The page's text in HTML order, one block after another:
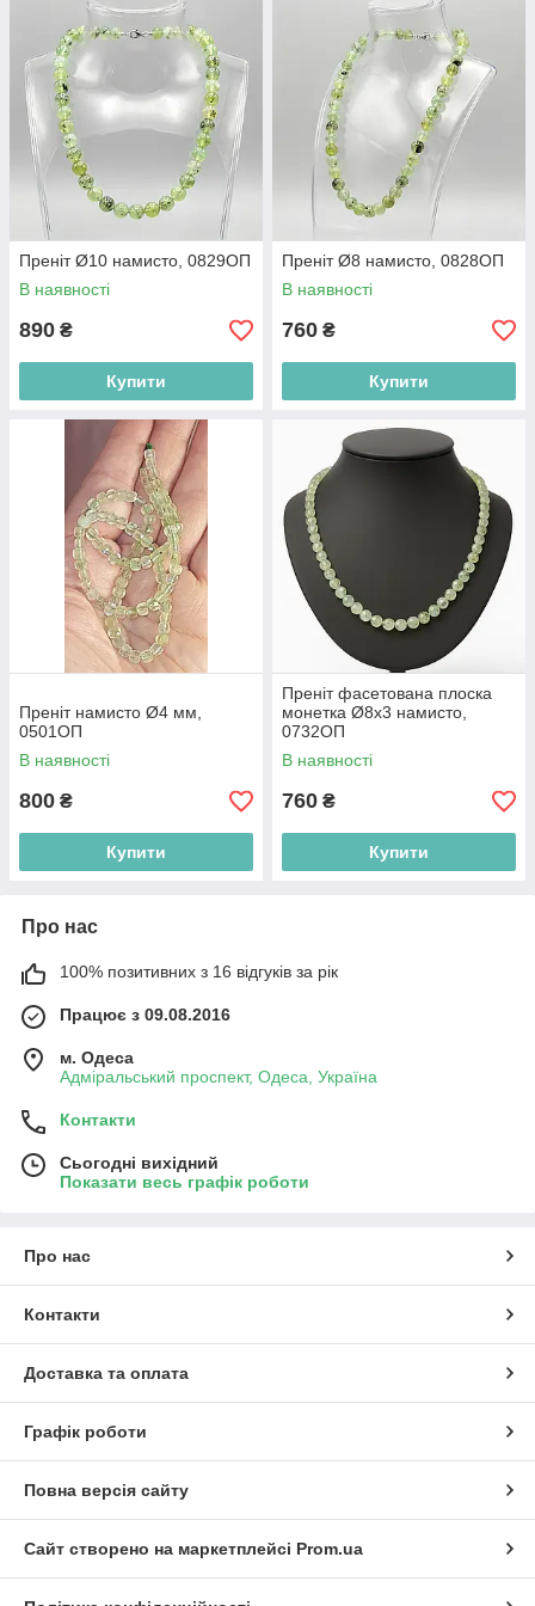
Преніт Ø10 намисто, 0829ОП
В наявності
890 ₴
Купити
Преніт Ø8 намисто, 0828ОП
В наявності
760 ₴
Купити
Преніт намисто Ø4 мм,
0501ОП
В наявності
800 ₴
Купити
Преніт фасетована плоска
монетка Ø8х3 намисто,
0732ОП
В наявності
760 ₴
Купити
Про нас
100% позитивних з 16 відгуків за рік
Працює з 09.08.2016
м. Одеса
Адміральський проспект, Одеса, Україна
Контакти
Сьогодні вихідний
Показати весь графік роботи
Про нас
Контакти
Доставка та оплата
Графік роботи
Повна версія сайту
Сайт створено на маркетплейсі Prom.ua